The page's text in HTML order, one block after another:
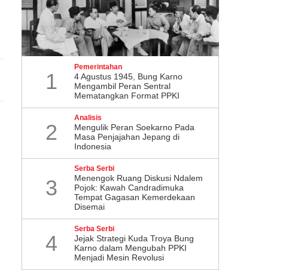
1
Pemerintahan
4 Agustus 1945, Bung Karno
Mengambil Peran Sentral
Mematangkan Format PPKI
2
Analisis
Mengulik Peran Soekarno Pada
Masa Penjajahan Jepang di
Indonesia
3
Serba Serbi
Menengok Ruang Diskusi Ndalem
Pojok: Kawah Candradimuka
Tempat Gagasan Kemerdekaan
Disemai
4
Serba Serbi
Jejak Strategi Kuda Troya Bung
Karno dalam Mengubah PPKI
Menjadi Mesin Revolusi